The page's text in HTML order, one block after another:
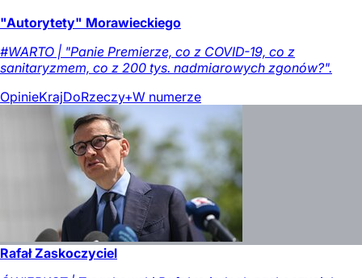
"Autorytety" Morawieckiego
#WARTO | "Panie Premierze, co z COVID-19, co z
sanitaryzmem, co z 200 tys. nadmiarowych zgonów?".
OpinieKrajDoRzeczy+W numerze
Rafał Zaskoczyciel